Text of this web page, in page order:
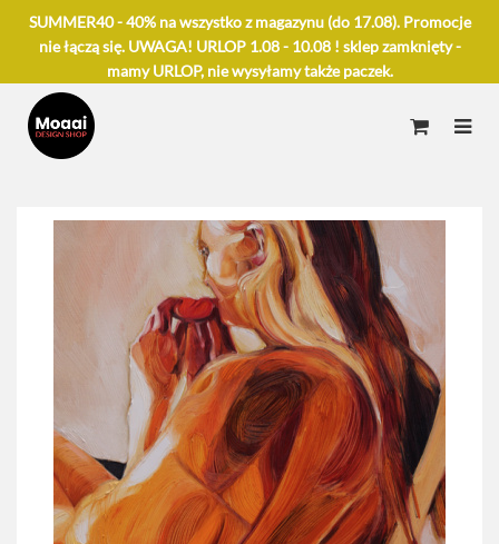
SUMMER40 - 40% na wszystko z magazynu (do 17.08). Promocje
nie łączą się. UWAGA! URLOP 1.08 - 10.08 ! sklep zamknięty -
mamy URLOP, nie wysyłamy także paczek.